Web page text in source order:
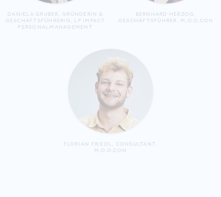
DANIELA GRUBER, GRÜNDERIN &
GESCHÄFTSFÜHRERIN, LP IMPACT
PERSONALMANAGEMENT
BERNHARD HERZOG,
GESCHÄFTSFÜHRER, M.O.O.CON
FLORIAN FRIEDL, CONSULTANT,
M.O.O.CON